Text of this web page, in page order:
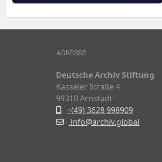
ADRESSE
Deutsche Archiv Stiftung
Kasseler Straße 4
99310 Arnstadt
+(49) 3628 998909
info@archiv.global